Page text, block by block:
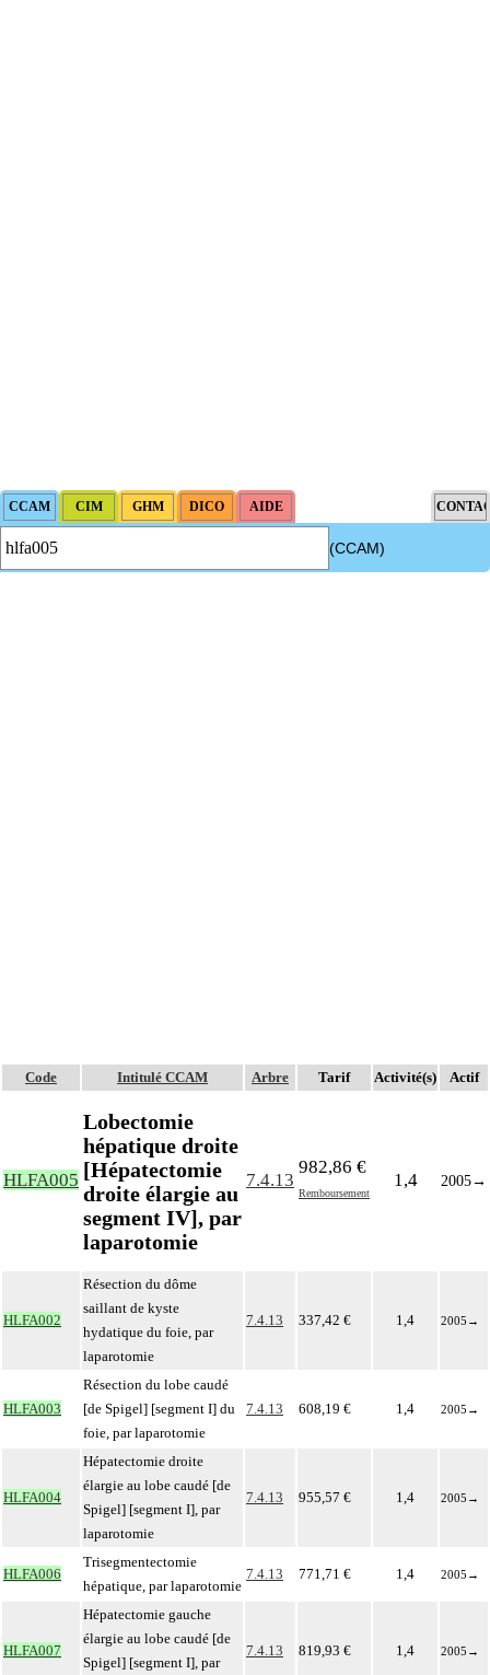
(CCAM)
Code Intitulé CCAM Arbre Tarif Activité(s) Actif
HLFA005
Lobectomie
hépatique droite
[Hépatectomie
droite élargie au
segment IV], par
laparotomie
7.4.13
982,86 €
Remboursement
1,4 2005→
HLFA002
Résection du dôme
saillant de kyste
hydatique du foie, par
laparotomie
7.4.13 337,42 € 1,4 2005 →
HLFA003
Résection du lobe caudé
[de Spigel] [segment I] du
foie, par laparotomie
7.4.13 608,19 € 1,4 2005 →
HLFA004
Hépatectomie droite
élargie au lobe caudé [de
Spigel] [segment I], par
laparotomie
7.4.13 955,57 € 1,4 2005 →
HLFA006
Trisegmentectomie
hépatique, par laparotomie
7.4.13 771,71 € 1,4 2005 →
HLFA007
Hépatectomie gauche
élargie au lobe caudé [de
Spigel] [segment I], par
7.4.13 819,93 € 1,4 2005 →